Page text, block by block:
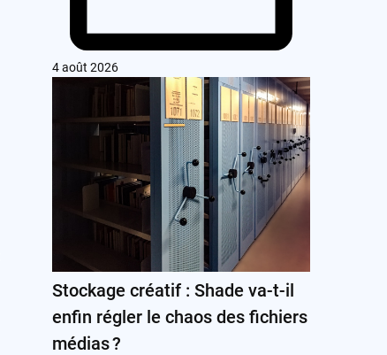
4 août 2026
Stockage créatif : Shade va-t-il
enfin régler le chaos des fichiers
médias ?